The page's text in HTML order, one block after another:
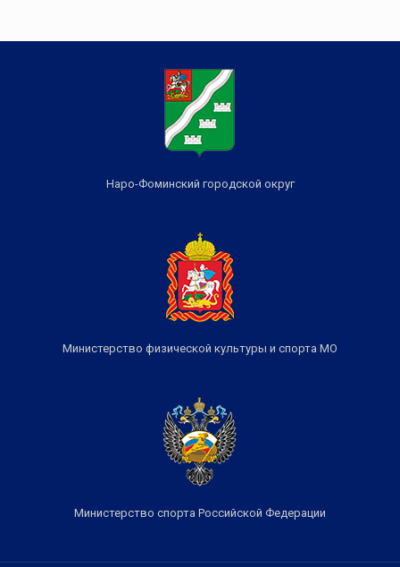
Наро-Фоминский городской округ
Министерство физической культуры и спорта МО
Министерство спорта Российской Федерации